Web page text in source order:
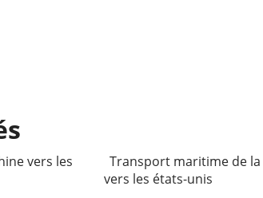
vers les
Transport maritime de
vers les états-unis